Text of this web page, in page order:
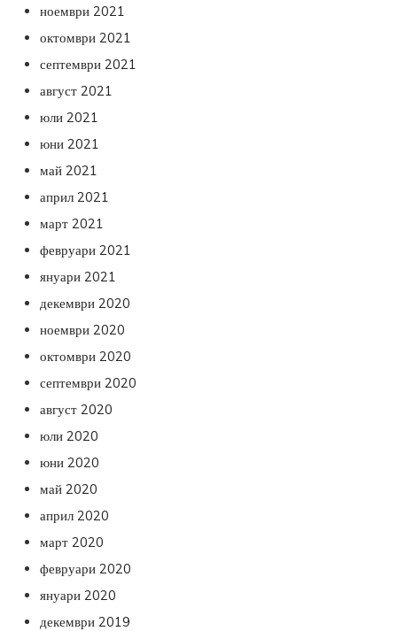
ноември 2021
октомври 2021
септември 2021
август 2021
юли 2021
юни 2021
май 2021
април 2021
март 2021
февруари 2021
януари 2021
декември 2020
ноември 2020
октомври 2020
септември 2020
август 2020
юли 2020
юни 2020
май 2020
април 2020
март 2020
февруари 2020
януари 2020
декември 2019